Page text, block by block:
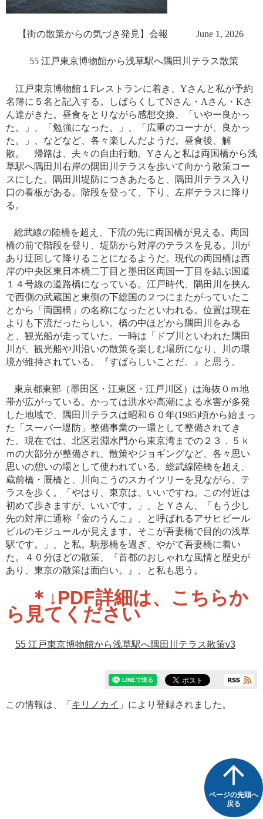
【街の散策からの気づき発見】会報 June 1, 2026
55 江戸東京博物館から浅草駅へ隅田川テラス散策
江戸東京博物館１ Fレストランに着き、 Yさんと私が予約
名簿に５名と記入する。しばらくしてNさん・ A さん・ Kさ
ん達がきた。昼食をとりながら感想交換、「いやー良かっ
た。」、「勉強になった。」、「広重のコーナが、良かっ
た。」、などなど、各々楽しんだようだ。昼食後、解
散。 帰路は、 夫々の自由行動。 Yさんと私は両国橋から浅
草駅へ隅田川右岸の隅田川テラスを歩いて向かう散策コー
スにした。隅田川堤防につきあたると、隅田川テラス入り
口の看板がある。階段を登って、下り、左岸テラスに降り
る。
総武線の陸橋を超え、下流の先に両国橋が見える。両国
橋の前で階段を登り、堤防から対岸のテラスを見る。川が
あり迂回して降りることになるようだ。現代の両国橋は西
岸の中央区東日本橋二丁目と墨田区両国一丁目を結ぶ国道
１４号線の道路橋になっている。江戸時代、隅田川を挟ん
で西側の武蔵国と東側の下総国の２つにまたがっていたこ
とから「両国橋」の名称になったといわれる。位置は現在
よりも下流だったらしい。橋の中ほどから隅田川をみる
と、観光船が走っていた。一時は「ドブ川といわれた隅田
川が、観光船や川沿いの散策を楽しむ場所になり、川の環
境が維持されている。『すばらしいことだ。』と思う。
東京都東部（墨田区・江東区・江戸川区）は海抜０ｍ地
帯が広がっている。かっては洪水や高潮による水害が多発
した地域で、隅田川テラスは昭和６０年(1985)頃から始まっ
た「スーパー堤防」整備事業の一環として整備されてき
た。現在では、北区岩淵水門から東京湾までの２３．５ｋ
ｍの大部分が整備され、散策やジョギングなど、各々思い
思いの憩いの場として使われている。総武線陸橋を超え、
蔵前橋・厩橋と、川向こうのスカイツリーを見ながら、テ
ラスを歩く。「やはり、東京は、いいですね。この付近は
初めて歩きますが、いいです。」、とＹさん、「もう少し
先の対岸に通称『金のうんこ』、と呼ばれるアサヒビール
ビルのモジュールが見えます。そこが吾妻橋で目的の浅草
駅です。」、と私。駒形橋を過ぎ、やがて吾妻橋に着い
た。４０分ほどの散策、『首都のおしゃれな風情と歴史が
あり、東京の散策は面白い。』、と私も思う。
＊↓PDF詳細は、こちらか
ら見てください
55 江戸東京博物館から浅草駅へ隅田川テラス散策v3
この情報は、「 キリノカイ 」により登録されました。
ページの先頭へ
戻る